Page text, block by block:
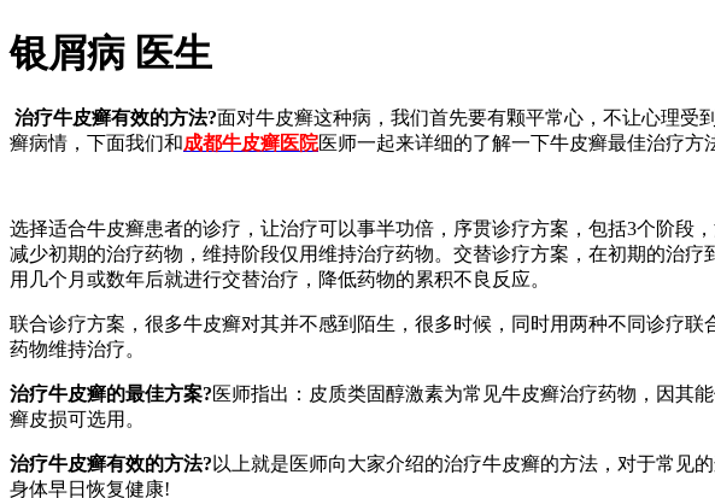
银屑病 医生
治疗牛皮癣有效的方法?面对牛皮癣这种病，我们首先要有颗平常心，不让心理受
癣病情，下面我们和成都牛皮癣医院医师一起来详细的了解一下牛皮癣最佳治疗方
选择适合牛皮癣患者的诊疗，让治疗可以事半功倍，序贯诊疗方案，包括3个阶
减少初期的治疗药物，维持阶段仅用维持治疗药物。交替诊疗方案，在初期的治
用几个月或数年后就进行交替治疗，降低药物的累积不良反应。
联合诊疗方案，很多牛皮癣对其并不感到陌生，很多时候，同时用两种不同诊疗
药物维持治疗。
治疗牛皮癣的最佳方案?医师指出：皮质类固醇激素为常见牛皮癣治疗药物，因其
癣皮损可选用。
治疗牛皮癣有效的方法? 以上就是医师向大家介绍的治疗牛皮癣的方法，对于常见
身体早日恢复健康!